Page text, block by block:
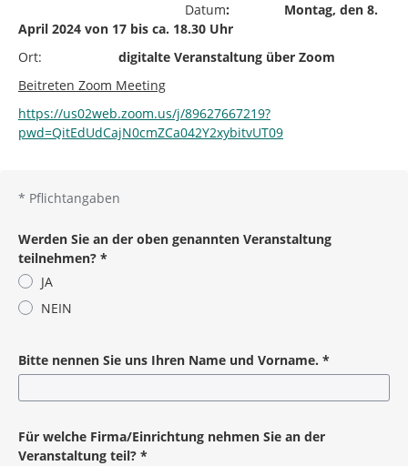
Datum: Montag, den 8.
April 2024 von 17 bis ca. 18.30 Uhr
Ort: digitalte Veranstaltung über Zoom
Beitreten Zoom Meeting
https://us02web.zoom.us/j/89627667219?
pwd=QitEdUdCajN0cmZCa042Y2xybitvUT09
* Pflichtangaben
Werden Sie an der oben genannten Veranstaltung
teilnehmen? *
JA
NEIN
Bitte nennen Sie uns Ihren Name und Vorname. *
Für welche Firma/Einrichtung nehmen Sie an der
Veranstaltung teil? *